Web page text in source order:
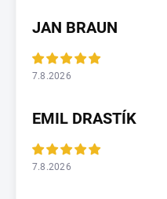
JAN BRAUN
7.8.2026
EMIL DRASTÍK
7.8.2026